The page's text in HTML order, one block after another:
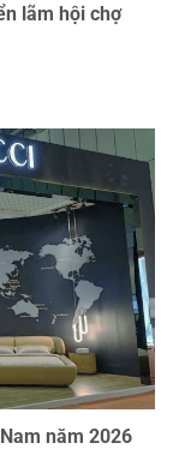
lãm hội chợ
năm 2026